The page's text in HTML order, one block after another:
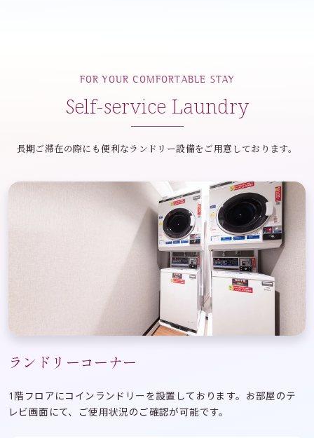
FOR YOUR COMFORTABLE STAY
Self-service Laundry
長期ご滞在の際にも便利なランドリー設備をご用意しております。
ランドリーコーナー
1階フロアにコインランドリーを設置しております。お部屋のテ
レビ画面にて、ご使用状況のご確認が可能です。